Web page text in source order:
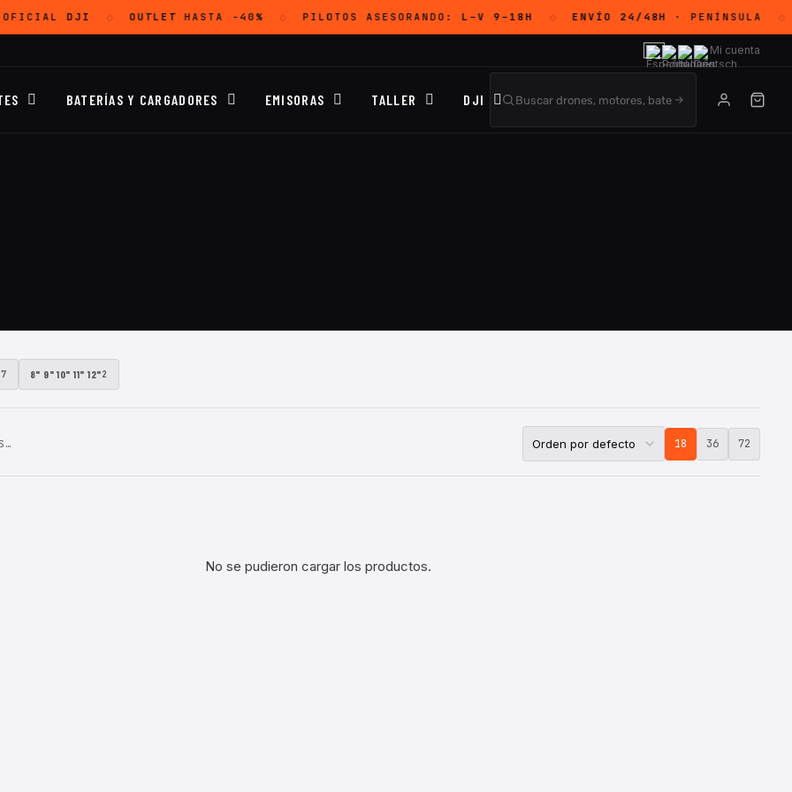
DJI ◇ OUTLETHASTA -40% ◇ PILOTOS ASESORANDO: L–V 9–18H ◇ ENVÍO 24/48H· PENÍNSULA ◇
Mi cuenta
BATERÍAS Y CARGADORES EMISORAS TALLER DJI
7 8" 9" 10" 11" 12"2
18 36 72
No se pudieron cargar los productos.